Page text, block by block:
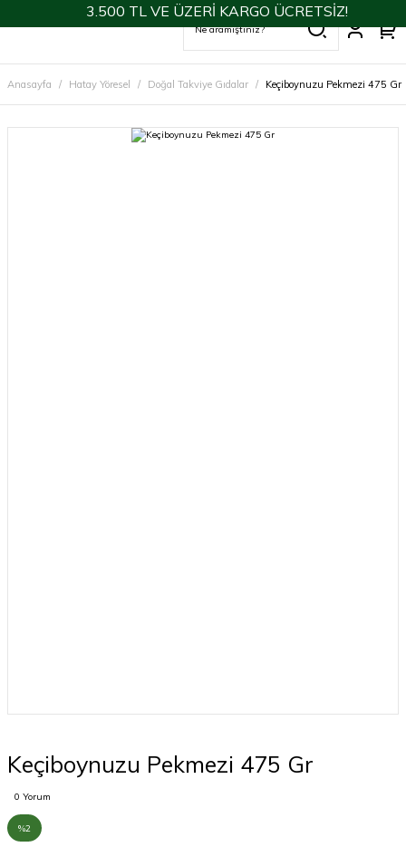
Anasayfa Hatay Yöresel Doğal Takviye Gıdalar Keçiboynuzu Pekmezi 475 Gr
Keçiboynuzu Pekmezi 475 Gr
0 Yorum
%2
3.500 TL VE ÜZERİ KARGO ÜCRETSİZ!